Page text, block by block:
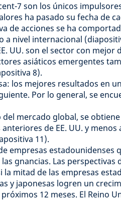
7 son los únicos
ha pasado su fecha de
de acciones se ha
a nivel internacional
UU. son el sector con mejor
asiáticos emergentes
8).
los mejores resultados en
Por lo general, se
mercado global, se
de EE. UU. y menos
11).
empresas estadounidenses
gnancias. Las perspectivas
la mitad de las empresas
y japonesas logren un
12 meses. El Reino